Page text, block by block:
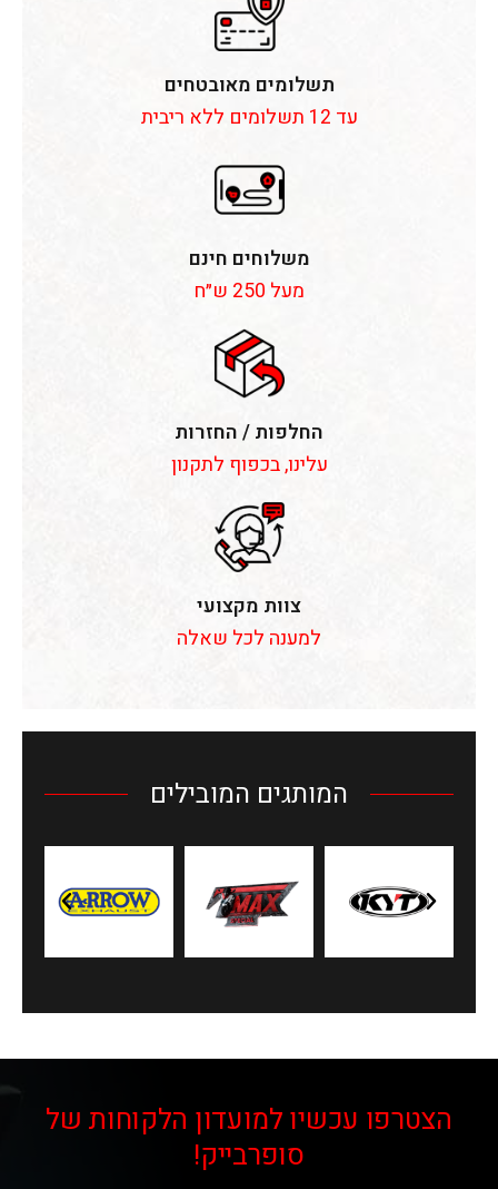
תשלומים מאובטחים
עד 12 תשלומים ללא ריבית
משלוחים חינם
מעל 250 ש״ח
החלפות / החזרות
עלינו, בכפוף לתקנון
צוות מקצועי
למענה לכל שאלה
המותגים המובילים
הצטרפו עכשיו למועדון הלקוחות של
סופרבייק!